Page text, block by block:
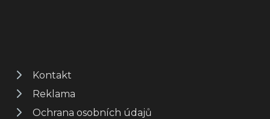
Kontakt
Reklama
Ochrana osobních údajů